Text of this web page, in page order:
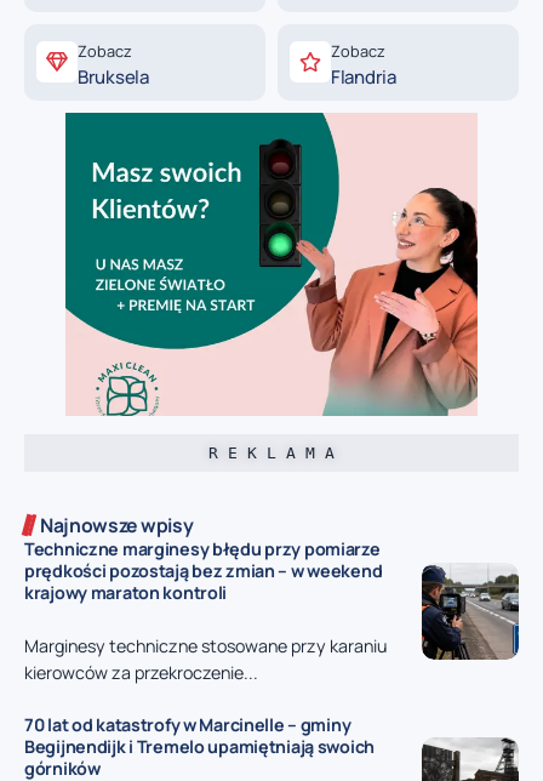
Zobacz
Bruksela
Zobacz
Flandria
R E K L A M A
Najnowsze wpisy
Techniczne marginesy błędu przy pomiarze
prędkości pozostają bez zmian – w weekend
krajowy maraton kontroli
Marginesy techniczne stosowane przy karaniu
kierowców za przekroczenie...
70 lat od katastrofy w Marcinelle – gminy
Begijnendijk i Tremelo upamiętniają swoich
górników